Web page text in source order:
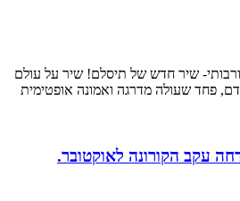
שיר חדש של תיסלם! שיר על עולם
פחד שעולה מדרגה ואמונה אופטימית
בארה״ב 2020 נדחה עקב הקורונה לאוקטובר.